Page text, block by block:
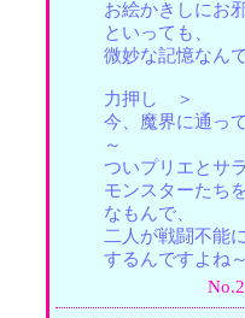
お絵かきしにお
といっても、
微妙な記憶なん
力押し ＞
今、魔界に通っ
～
ついプリエとサ
モンスターたち
なもんで、
二人が戦闘不能
するんですよね